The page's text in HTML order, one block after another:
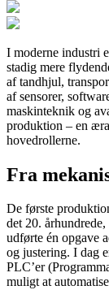
I moderne industri
stadig mere
af tandhjul,
af sensorer,
maskinteknik og
produktion – en
hovedrollerne.
Fra
De første
det 20.
udførte én opgave
og justering. I dag
PLC’er
muligt at